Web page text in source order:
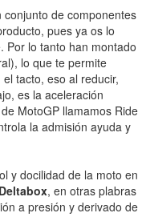
de componentes
pues ya os lo
Por lo tanto han montado
lo que te permite
tacto, eso al reducir,
es la aceleración
MotoGP llamamos Ride
la admisión ayuda y
y docilidad de la moto en
Deltabox, en otras plabras
a presión y derivado de